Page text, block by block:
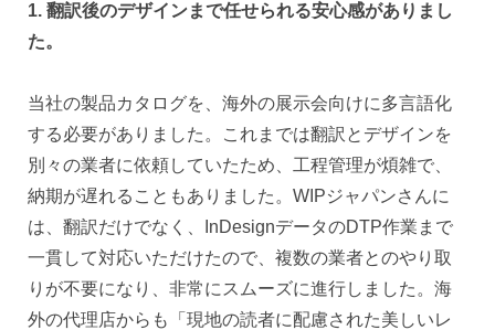
1. 翻訳後のデザインまで任せられる安心感がありまし
た。
当社の製品カタログを、海外の展示会向けに多言語化
する必要がありました。これまでは翻訳とデザインを
別々の業者に依頼していたため、工程管理が煩雑で、
納期が遅れることもありました。WIPジャパンさんに
は、翻訳だけでなく、InDesignデータのDTP作業まで
一貫して対応いただけたので、複数の業者とのやり取
りが不要になり、非常にスムーズに進行しました。海
外の代理店からも「現地の読者に配慮された美しいレ